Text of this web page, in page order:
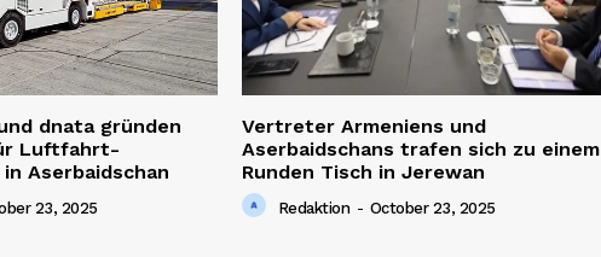
dnata gründen
Luftfahrt-
Aserbaidschan
23, 2025
Vertreter Armeniens und
Aserbaidschans trafen sich zu einem
Runden Tisch in Jerewan
Redaktion - October 23, 2025